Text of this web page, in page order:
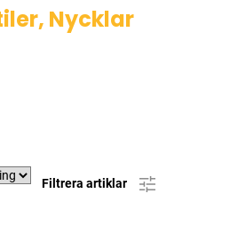
Nycklar
Filtrera artiklar